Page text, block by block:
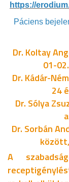
https://
Páciens
Dr. Koltay
01-
Dr. Kádár-
24
Dr. Sólya
Dr. Sorbán
A